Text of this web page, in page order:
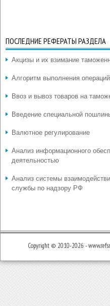
ПОСЛЕДНИЕ РЕФЕРАТЫ РАЗДЕЛА
Акцизы и их взимание
Алгоритм выполнения
Ввоз и вывоз товаров на
Введение специальной
Валютное регулирование
Анализ информационного
деятельностью
Анализ системы
службы по надзору РФ
Copyright © 2010-2026 -